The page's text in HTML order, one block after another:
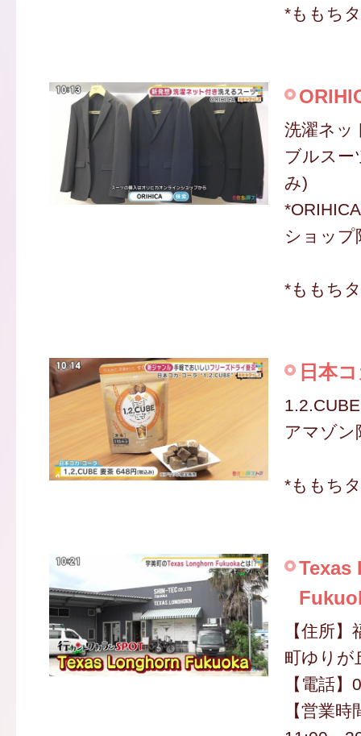
*ももち
洗濯ネッ
ブルスー
み)
ショップ
*ももち
日本
アマゾン
*ももち
Texas
【住所
町ゆりが
【電話
【営業